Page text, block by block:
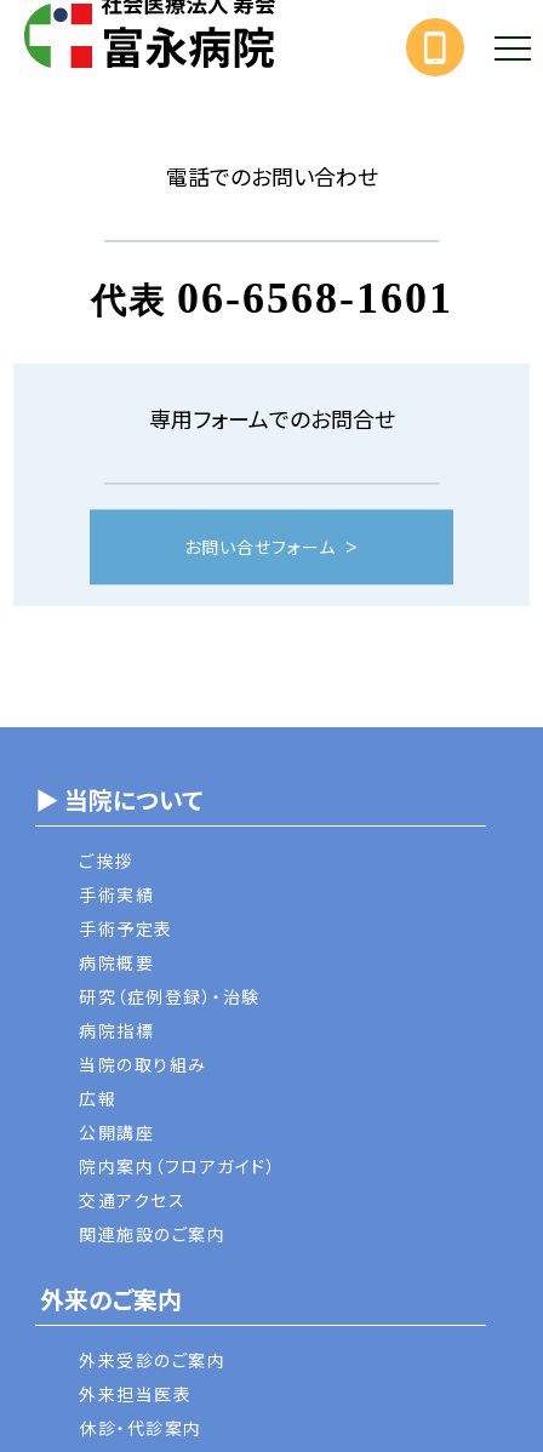
電話でのお問い合わせ
代表 06-6568-1601
専用フォームでのお問合せ
お問い合せフォーム
▶ 当院について
ご挨拶
手術実績
手術予定表
病院概要
研究（症例登録）・治験
病院指標
当院の取り組み
広報
公開講座
院内案内（フロアガイド）
交通アクセス
関連施設のご案内
外来のご案内
外来受診のご案内
外来担当医表
休診・代診案内